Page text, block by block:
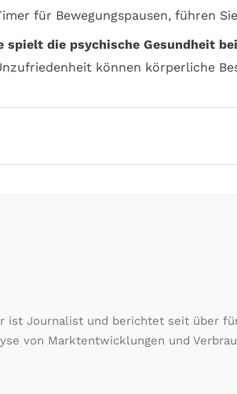
für Bewegungspausen, führen
spielt die psychische Gesundheit
können körperliche
ist Journalist und berichtet seit über
von Marktentwicklungen und